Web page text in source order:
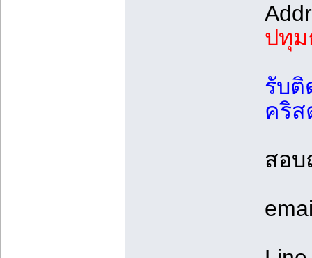
ปทุม
รับ
คริส
สอ